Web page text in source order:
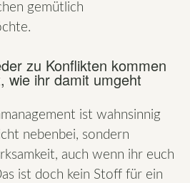
gemütlich
zu Konflikten kommen
wie ihr damit umgeht
ist wahnsinnig
nebenbei, sondern
auch wenn ihr euch
ist doch kein Stoff für ein